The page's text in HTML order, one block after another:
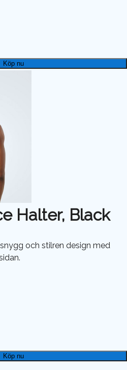
Köp nu
Halter, Black
och stilren design med
Köp nu